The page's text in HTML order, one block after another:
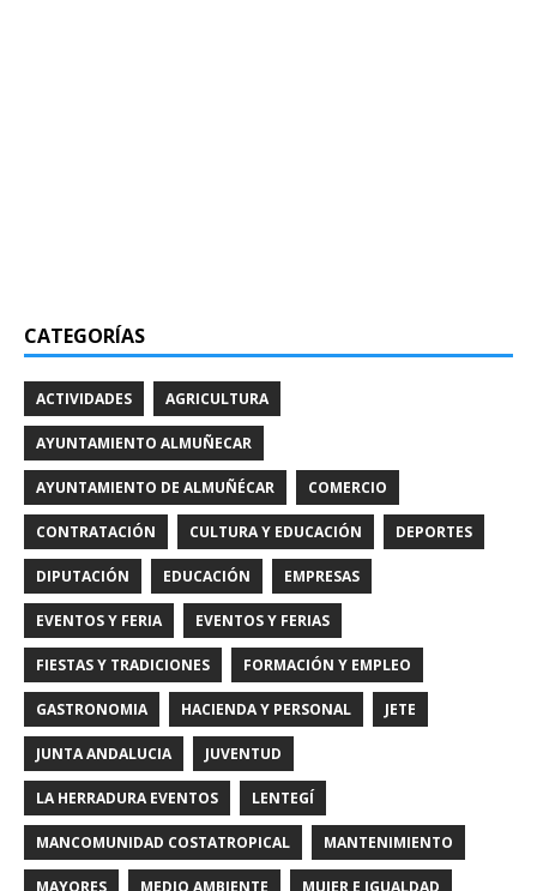
CATEGORÍAS
ACTIVIDADES AGRICULTURA
AYUNTAMIENTO ALMUÑECAR
AYUNTAMIENTO DE ALMUÑÉCAR COMERCIO
CONTRATACIÓN CULTURA Y EDUCACIÓN DEPORTES
DIPUTACIÓN EDUCACIÓN EMPRESAS
EVENTOS Y FERIA EVENTOS Y FERIAS
FIESTAS Y TRADICIONES FORMACIÓN Y EMPLEO
GASTRONOMIA HACIENDA Y PERSONAL JETE
JUNTA ANDALUCIA JUVENTUD
LA HERRADURA EVENTOS LENTEGÍ
MANCOMUNIDAD COSTATROPICAL MANTENIMIENTO
MAYORES MEDIO AMBIENTE MUJER E IGUALDAD